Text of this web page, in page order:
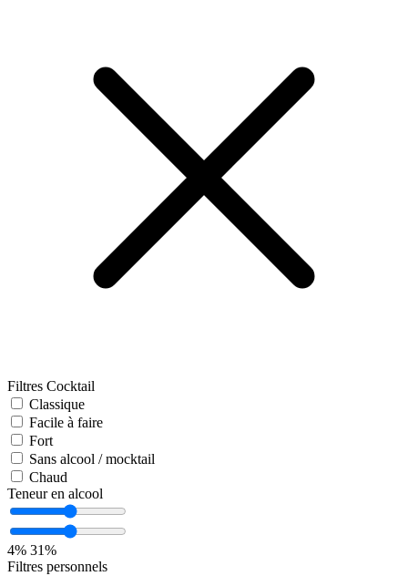
Filtres Cocktail
Classique
Facile à faire
Fort
Sans alcool / mocktail
Chaud
Teneur en alcool
4% 31%
Filtres personnels